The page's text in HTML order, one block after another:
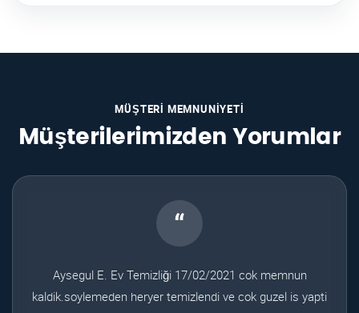
MÜŞTERI MEMNUNIYETI
Müşterilerimizden Yorumlar
“
Aysegul E. Ev Temizliği 17/02/2021 cok memnun
kaldik.soylemeden heryer temizlendi ve cok guzel is yapti